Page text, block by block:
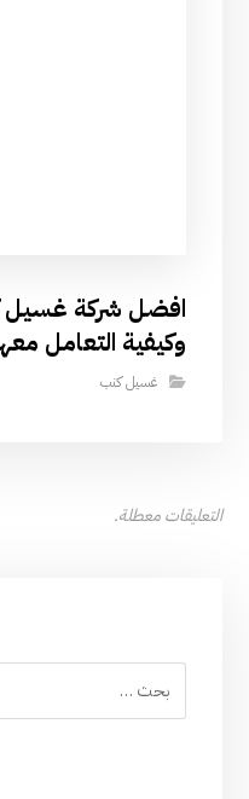
افضل شركة غسيل
وكيفية التعامل
غسيل كنب
التعليقات معطلة.